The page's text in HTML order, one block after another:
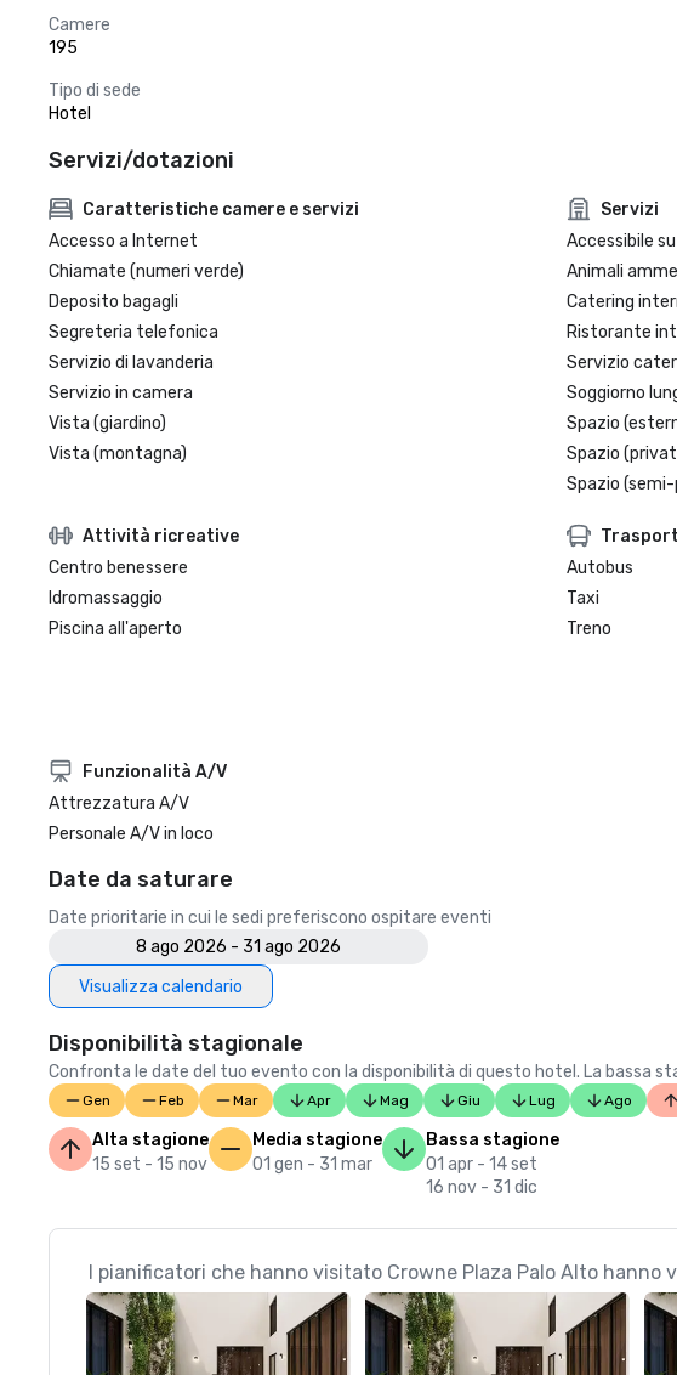
Camere
195
Tipo di sede
Hotel
Servizi/dotazioni
Caratteristiche camere e servizi
Accesso a Internet
Chiamate (numeri verde)
Deposito bagagli
Segreteria telefonica
Servizio di lavanderia
Servizio in camera
Vista (giardino)
Vista (montagna)
Servizi
Accessibile
Animali
Catering
Ristorante
Servizio
Soggiorno
Spazio
Spazio
Spazio
Attività ricreative
Centro benessere
Idromassaggio
Piscina all'aperto
Autobus
Taxi
Treno
Funzionalità A/V
Attrezzatura A/V
Personale A/V in loco
Date da saturare
Date prioritarie in cui le sedi preferiscono ospitare eventi
8 ago 2026 - 31 ago 2026
Visualizza calendario
Disponibilità stagionale
Confronta le date del tuo evento con la disponibilità di questo hotel. La bassa
Gen Feb Mar Apr Mag Giu Lug Ago
Alta stagione
15 set - 15 nov
Media stagione
01 gen - 31 mar
Bassa stagione
01 apr - 14 set
16 nov - 31 dic
I pianificatori che hanno visitato Crowne Plaza Palo Alto hanno